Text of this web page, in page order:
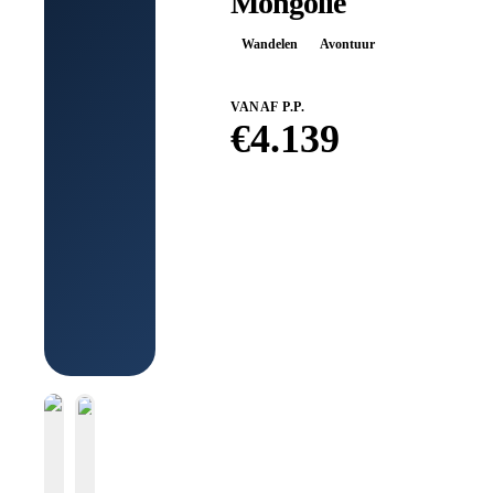
Wandelen Avontuur
VANAF P.P.
€4.139